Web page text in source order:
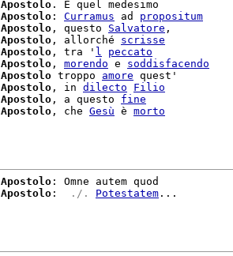
Apostolo . È quel medesimo
Apostolo : Curramus ad propositum
Apostolo , questo Salvatore ,
Apostolo , allorché scrisse
Apostolo , tra ' l
peccato
Apostolo , morendo e soddisfacendo
Apostolo troppo amore quest'
Apostolo , in dilecto
Filio
Apostolo , a questo fine
Apostolo , che Gesù è morto
Apostolo : Omne autem quod
Apostolo : ./. Potestatem ...